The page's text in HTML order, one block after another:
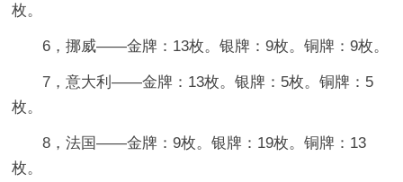
枚。
6，挪威——金牌：13枚。银牌：9枚。铜牌：9枚。
7，意大利——金牌：13枚。银牌：5枚。铜牌：5
枚。
8，法国——金牌：9枚。银牌：19枚。铜牌：13
枚。